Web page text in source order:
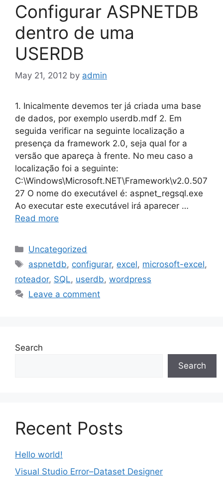
Configurar ASPNETDB
dentro de uma
USERDB
May 21, 2012 by admin
1. Inicalmente devemos ter já criada uma base
de dados, por exemplo userdb.mdf 2. Em
seguida verificar na seguinte localização a
presença da framework 2.0, seja qual for a
versão que apareça à frente. No meu caso a
localização foi a seguinte:
C:\Windows\Microsoft.NET\Framework\v2.0.507
27 O nome do executável é: aspnet_regsql.exe
Ao executar este executável irá aparecer …
Read more
Categories
Uncategorized
Tags
aspnetdb, configurar, excel, microsoft-excel,
roteador, SQL, userdb, wordpress
Leave a comment
Search
Search
Recent Posts
Hello world!
Visual Studio Error–Dataset Designer